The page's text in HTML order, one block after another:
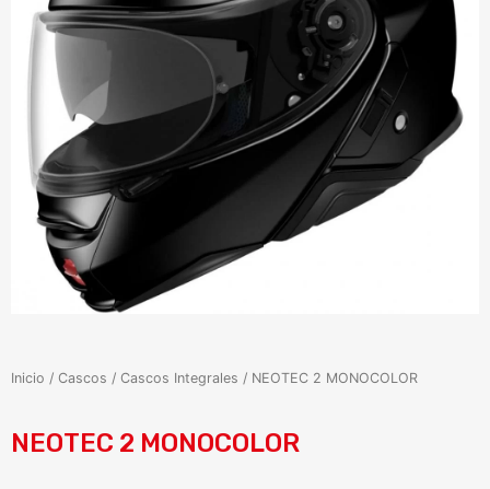
Inicio / Cascos / Cascos Integrales / NEOTEC 2 MONOCOLOR
NEOTEC 2 MONOCOLOR